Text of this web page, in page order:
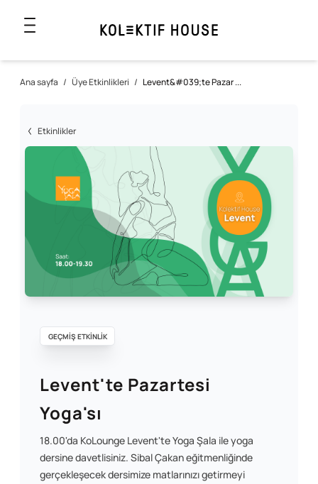
Ana sayfa / Üye Etkinlikleri / Levent&#039;te Pazar ...
Etkinlikler
GEÇMİŞ ETKİNLİK
Levent'te Pazartesi
Yoga'sı
18.00'da KoLounge Levent'te Yoga Şala ile yoga
dersine davetlisiniz. Sibal Çakan eğitmenliğinde
gerçekleşecek dersimize matlarınızı getirmeyi